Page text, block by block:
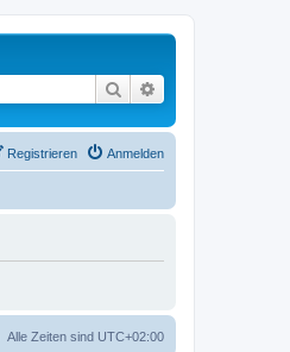
Suche
Anmelden
Registrieren
Alle Zeiten sind UTC+02:00